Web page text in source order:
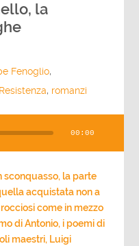
la
Fenoglio,
Resistenza, romanzi
00:00
sconquasso, la parte
acquistata non a
come in mezzo
di Antonio, i poemi di
maestri, Luigi